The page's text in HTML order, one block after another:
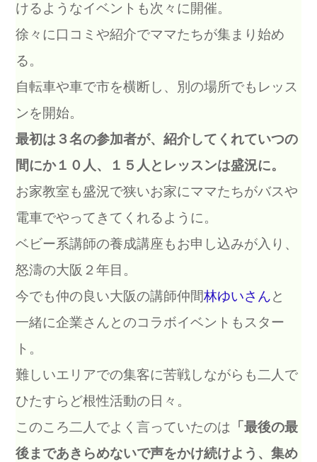
けるようなイベントも次々に開催。
徐々に口コミや紹介でママたちが集まり始め
る。
自転車や車で市を横断し、別の場所でもレッス
ンを開始。
最初は３名の参加者が、紹介してくれていつの
間にか１０人、１５人とレッスンは盛況に。
お家教室も盛況で狭いお家にママたちがバスや
電車でやってきてくれるように。
ベビー系講師の養成講座もお申し込みが入り、
怒濤の大阪２年目。
今でも仲の良い大阪の講師仲間林ゆいさんと
一緒に企業さんとのコラボイベントもスター
ト。
難しいエリアでの集客に苦戦しながらも二人で
ひたすらど根性活動の日々。
このころ二人でよく言っていたのは 「最後の最
後まであきらめないで声をかけ続けよう、集め